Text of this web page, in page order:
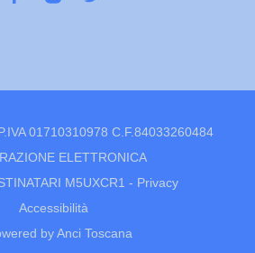
01710310978 C.F.84033260484
ELETTRONICA
M5UXCR1 - Privacy
Accessibilità
by Anci Toscana